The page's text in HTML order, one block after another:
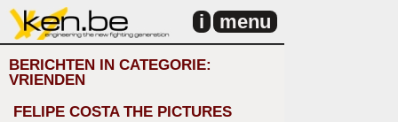
i menu
BERICHTEN IN CATEGORIE:
VRIENDEN
FELIPE COSTA THE PICTURES